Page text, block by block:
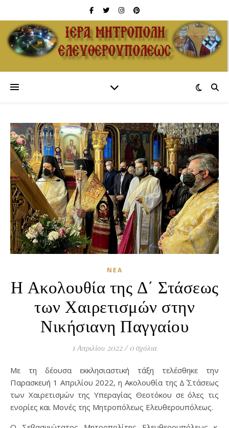
ΝΈΑ
Η Ακολουθία της Δ΄ Στάσεως
των Χαιρετισμών στην
Νικήσιανη Παγγαίου
1 Απριλίου 2022 / 0 σχόλια
Με τη δέουσα εκκλησιαστική τάξη τελέσθηκε την
Παρασκευή 1 Απριλίου 2022, η Ακολουθία της Δ΄ Στάσεως
των Χαιρετισμών της Υπεραγίας Θεοτόκου σε όλες τις
ενορίες και Μονές της Μητροπόλεως Ελευθερουπόλεως.